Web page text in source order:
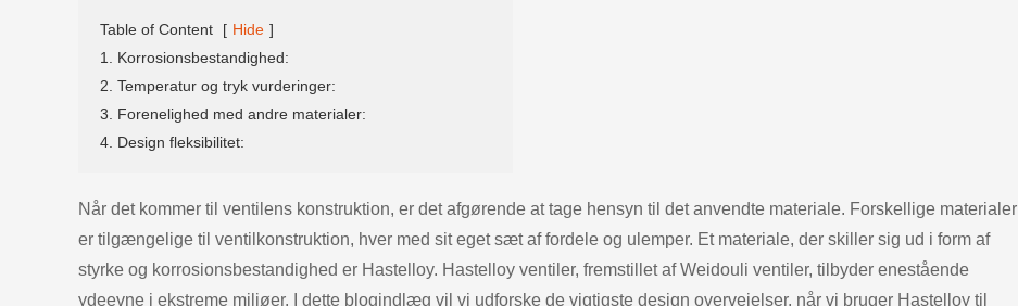
Table of Content [ Hide ]
1. Korrosionsbestandighed:
2. Temperatur og tryk vurderinger:
3. Forenelighed med andre materialer:
4. Design fleksibilitet:
Når det kommer til ventilens konstruktion, er det afgørende at tage hensyn til det anvendte materiale. Forskellige materialer
er tilgængelige til ventilkonstruktion, hver med sit eget sæt af fordele og ulemper. Et materiale, der skiller sig ud i form af
styrke og korrosionsbestandighed er Hastelloy. Hastelloy ventiler, fremstillet af Weidouli ventiler, tilbyder enestående
ydeevne i ekstreme miljøer. I dette blogindlæg vil vi udforske de vigtigste design overvejelser, når vi bruger Hastelloy til